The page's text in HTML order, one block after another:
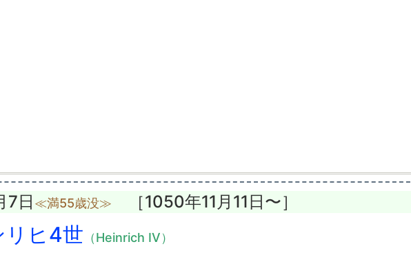
7日 ≪満55歳没≫ ［1050年11月11日〜］
リヒ4世 （Heinrich IV）